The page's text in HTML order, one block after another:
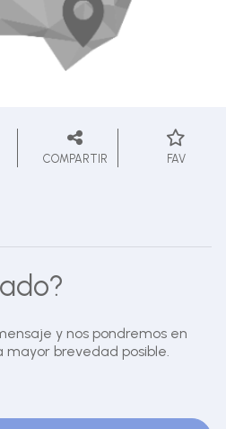
COMPARTIR FAV
y nos pondremos en
brevedad posible.